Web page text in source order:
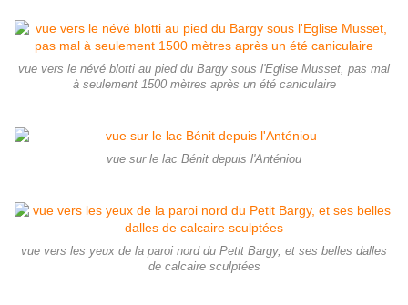
vue vers le névé blotti au pied du Bargy sous l'Eglise Musset, pas mal
à seulement 1500 mètres après un été caniculaire
vue sur le lac Bénit depuis l'Anténiou
vue vers les yeux de la paroi nord du Petit Bargy, et ses belles dalles
de calcaire sculptées